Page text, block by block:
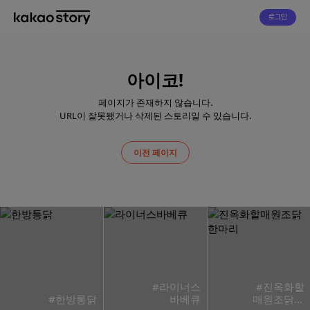
로그인
아이코!
페이지가 존재하지 않습니다.
URL이 잘못됐거나 삭제된 스토리일 수 있습니다.
이전 페이지
#한방통닭
#라이너스
바베큐
#진옥화할
매원조닭한